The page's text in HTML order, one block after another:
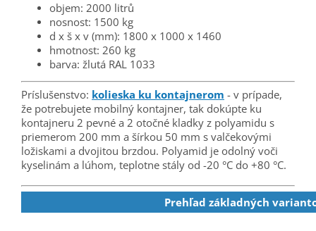
objem: 2000 litrů
nosnost: 1500 kg
d x š x v (mm): 1800 x 1000 x 1460
hmotnost: 260 kg
barva: žlutá RAL 1033
Príslušenstvo: kolieska ku kontajnerom - v prípade,
že potrebujete mobilný kontajner, tak dokúpte ku
kontajneru 2 pevné a 2 otočné kladky z polyamidu s
priemerom 200 mm a šírkou 50 mm s valčekovými
ložiskami a dvojitou brzdou. Polyamid je odolný voči
kyselinám a lúhom, teplotne stály od -20 °C do +80 °C.
Prehľad základných